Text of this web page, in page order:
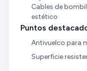
Cables de
estético
Puntos
Antivuelco para
Superficie